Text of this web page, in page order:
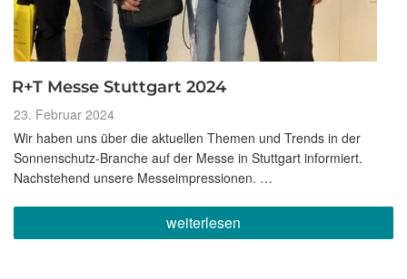
R+T Messe Stuttgart 2024
Veröffentlicht
am
23. Februar 2024
Wir haben uns über die aktuellen Themen und Trends in der
Sonnenschutz-Branche auf der Messe in Stuttgart informiert.
Nachstehend unsere Messeimpressionen. …
„R+T
Messe
weiterlesen